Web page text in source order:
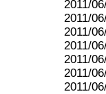
2011/
2011/
2011/
2011/
2011/
2011/
2011/